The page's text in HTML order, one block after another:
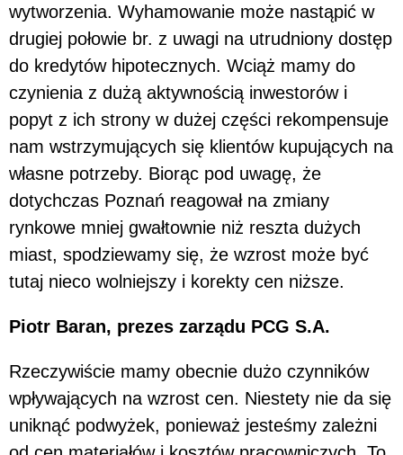
wytworzenia. Wyhamowanie może nastąpić w
drugiej połowie br. z uwagi na utrudniony dostęp
do kredytów hipotecznych. Wciąż mamy do
czynienia z dużą aktywnością inwestorów i
popyt z ich strony w dużej części rekompensuje
nam wstrzymujących się klientów kupujących na
własne potrzeby. Biorąc pod uwagę, że
dotychczas Poznań reagował na zmiany
rynkowe mniej gwałtownie niż reszta dużych
miast, spodziewamy się, że wzrost może być
tutaj nieco wolniejszy i korekty cen niższe.
Piotr Baran, prezes zarządu PCG S.A.
Rzeczywiście mamy obecnie dużo czynników
wpływających na wzrost cen. Niestety nie da się
uniknąć podwyżek, ponieważ jesteśmy zależni